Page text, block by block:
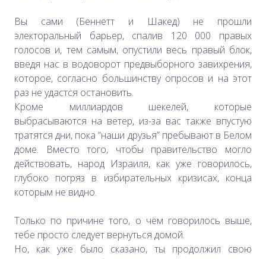
Вы сами (Беннетт и Шакед) не прошли
электоральный барьер, спалив 120 000 правых
голосов и, тем самым, опустили весь правый блок,
введя нас в водоворот предвыборного завихрения,
которое, согласно большинству опросов и на этот
раз не удастся остановить.
Кроме миллиардов шекелей, которые
выбрасываются на ветер, из-за вас также впустую
тратятся дни, пока “наши друзья” пребывают в Белом
доме. Вместо того, чтобы правительство могло
действовать, народ Израиля, как уже говорилось,
глубоко погряз в избирательных кризисах, конца
которым не видно.
Только по причине того, о чём говорилось выше,
тебе просто следует вернуться домой.
Но, как уже было сказано, ты продолжил свою